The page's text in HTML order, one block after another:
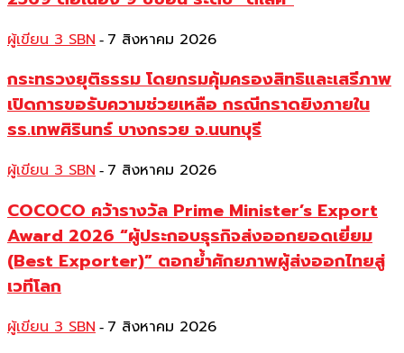
ผู้เขียน 3 SBN - 7 สิงหาคม 2026
กระทรวงยุติธรรม โดยกรมคุ้มครองสิทธิและเสรีภาพ
เปิดการขอรับความช่วยเหลือ กรณีกราดยิงภายใน
รร.เทพศิรินทร์ บางกรวย จ.นนทบุรี
ผู้เขียน 3 SBN - 7 สิงหาคม 2026
COCOCO คว้ารางวัล Prime Minister’s Export
Award 2026 “ผู้ประกอบธุรกิจส่งออกยอดเยี่ยม
(Best Exporter)” ตอกย้ำศักยภาพผู้ส่งออกไทยสู่
เวทีโลก
ผู้เขียน 3 SBN - 7 สิงหาคม 2026